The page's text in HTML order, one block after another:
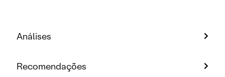
Análises
Recomendações